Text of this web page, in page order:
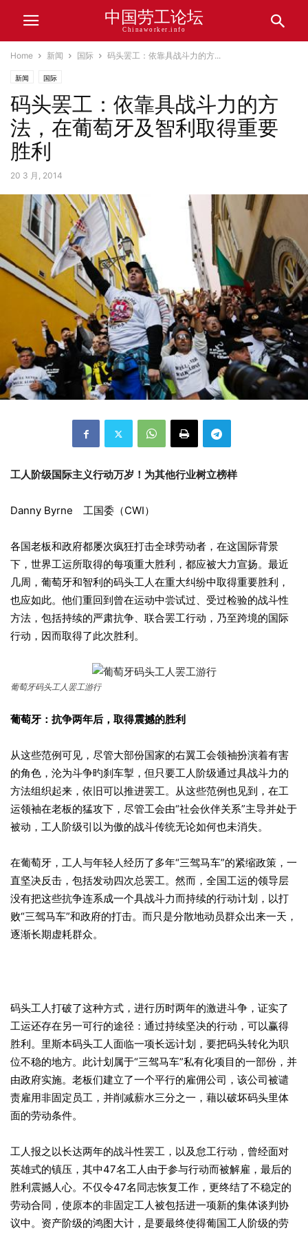
中国劳工论坛
Chinaworker.info
Home 新闻 国际 码头罢工：依靠具战斗力的方...
新闻 国际
码头罢工：依靠具战斗力的方
法，在葡萄牙及智利取得重要
胜利
20 3 月, 2014
工人阶级国际主义行动万岁！为其他行业树立榜样
Danny Byrne 工国委（CWI）
各国老板和政府都屡次疯狂打击全球劳动者，在这国际背景
下，世界工运所取得的每项重大胜利，都应被大力宣扬。最近
几周，葡萄牙和智利的码头工人在重大纠纷中取得重要胜利，
也应如此。他们重回到曾在运动中尝试过、受过检验的战斗性
方法，包括持续的严肃抗争、联合罢工行动，乃至跨境的国际
行动，因而取得了此次胜利。
葡萄牙码头工人罢工游行
葡萄牙：抗争两年后，取得震撼的胜利
从这些范例可见，尽管大部份国家的右翼工会领袖扮演着有害
的角色，沦为斗争旳刹车掣，但只要工人阶级通过具战斗力的
方法组织起来，依旧可以推进罢工。从这些范例也见到，在工
运领袖在老板的猛攻下，尽管工会由“社会伙伴关系”主导并处于
被动，工人阶级引以为傲的战斗传统无论如何也未消失。
在葡萄牙，工人与年轻人经历了多年“三驾马车”的紧缩政策，一
直坚决反击，包括发动四次总罢工。然而，全国工运的领导层
没有把这些抗争连系成一个具战斗力而持续的行动计划，以打
败“三驾马车”和政府的打击。而只是分散地动员群众出来一天，
逐渐长期虚耗群众。
码头工人打破了这种方式，进行历时两年的激进斗争，证实了
工运还存在另一可行的途径：通过持续坚决的行动，可以赢得
胜利。里斯本码头工人面临一项长远计划，要把码头转化为职
位不稳的地方。此计划属于“三驾马车”私有化项目的一部份，并
由政府实施。老板们建立了一个平行的雇佣公司，该公司被谴
责雇用非固定员工，并削减薪水三分之一，藉以破坏码头里体
面的劳动条件。
工人报之以长达两年的战斗性罢工，以及怠工行动，曾经面对
英雄式的镇压，其中47名工人由于参与行动而被解雇，最后的
胜利震撼人心。不仅令47名同志恢复工作，更终结了不稳定的
劳动合同，使原本的非固定工人被包括进一项新的集体谈判协
议中。资产阶级的鸿图大计，是要最终使得葡国工人阶级的劳